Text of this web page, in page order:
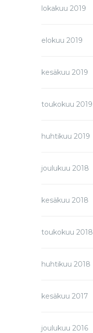
lokakuu 2019
elokuu 2019
kesäkuu 2019
toukokuu 2019
huhtikuu 2019
joulukuu 2018
kesäkuu 2018
toukokuu 2018
huhtikuu 2018
kesäkuu 2017
joulukuu 2016